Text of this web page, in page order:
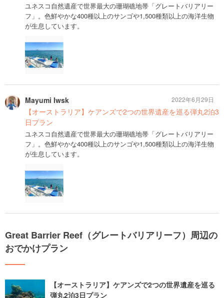
ユネスコ自然遺産で世界最大の珊瑚礁地帯「グレートバリアリー
フ」。色鮮やかな400種以上のサンゴや1,500種類以上の海洋生物
が生息しています。
Mayumi Iwsk
【オーストラリア】ケアンズで2つの世界遺産を巡る弾丸2泊3
日プラン
ユネスコ自然遺産で世界最大の珊瑚礁地帯「グレートバリアリー
フ」。色鮮やかな400種以上のサンゴや1,500種類以上の海洋生物
が生息しています。
2022年6月29日
Great Barrier Reef（グレートバリアリーフ）周辺の
おでかけプラン
【オーストラリア】ケアンズで2つの世界遺産を巡る
弾丸2泊3日プラン